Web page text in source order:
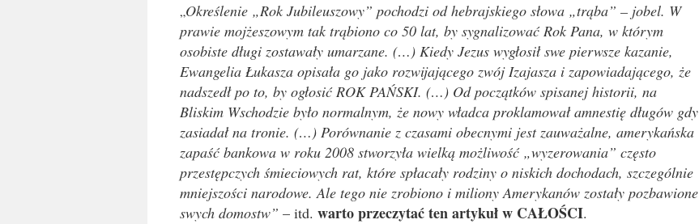
„Określenie „Rok Jubileuszowy” pochodzi od hebrajskiego słowa „trąba” – jobel. W
prawie mojżeszowym tak trąbiono co 50 lat, by sygnalizować Rok Pana, w którym
osobiste długi zostawały umarzane. (…) Kiedy Jezus wygłosił swe pierwsze kazanie,
Ewangelia Łukasza opisała go jako rozwijającego zwój Izajasza i zapowiadającego, że
nadszedł po to, by ogłosić ROK PAŃSKI. (…) Od początków spisanej historii, na
Bliskim Wschodzie było normalnym, że nowy władca proklamował amnestię długów gdy
zasiadał na tronie. (…) Porównanie z czasami obecnymi jest zauważalne, amerykańska
zapaść bankowa w roku 2008 stworzyła wielką możliwość „wyzerowania” często
przestępczych śmieciowych rat, które spłacały rodziny o niskich dochodach, szczególnie
mniejszości narodowe. Ale tego nie zrobiono i miliony Amerykanów zostały pozbawione
swych domostw” – itd. warto przeczytać ten artykuł w CAŁOŚCI.